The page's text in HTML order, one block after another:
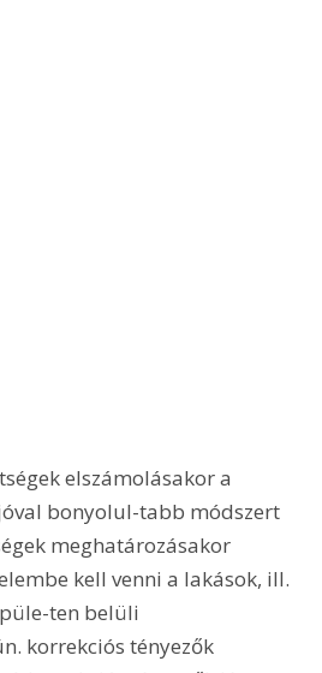
elszámolásakor a
bonyolul-tabb módszert
meghatározásakor
kell venni a lakások, ill.
ten belüli
korrekciós tényezők